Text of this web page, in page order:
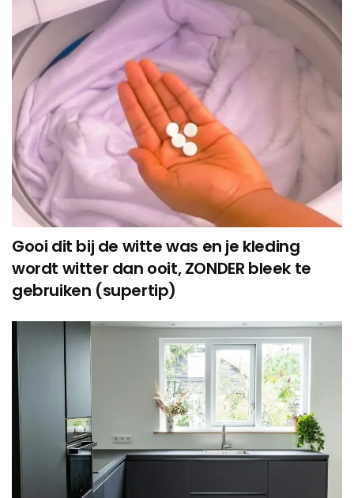
Gooi dit bij de witte was en je kleding
wordt witter dan ooit, ZONDER bleek te
gebruiken (supertip)